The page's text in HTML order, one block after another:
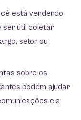
está vendendo
ser útil coletar
setor ou
sobre os
podem ajudar
e a